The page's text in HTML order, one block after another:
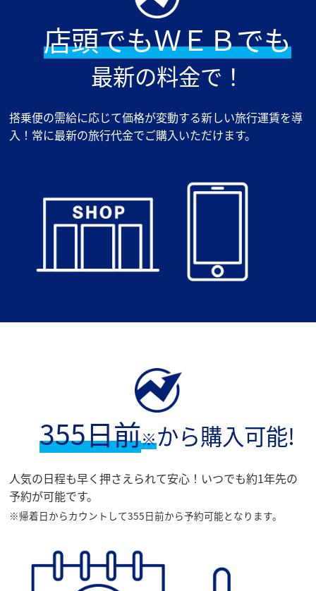
店頭でもＷＥＢでも
最新の料金で！
搭乗便の需給に応じて価格が変動する新しい旅⾏運賃を導
入！常に最新の旅行代金でご購入いただけます。
355日前※から購入可能!
人気の日程も早く押さえられて安心！いつでも約1年先の
予約が可能です。
※帰着日からカウントして355日前から予約可能となります。